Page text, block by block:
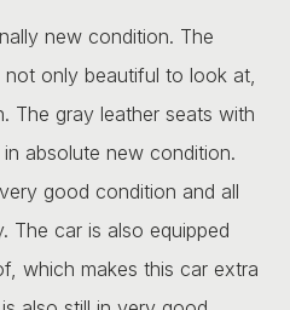
new condition. The
only beautiful to look at,
The gray leather seats with
absolute new condition.
good condition and all
The car is also equipped
which makes this car extra